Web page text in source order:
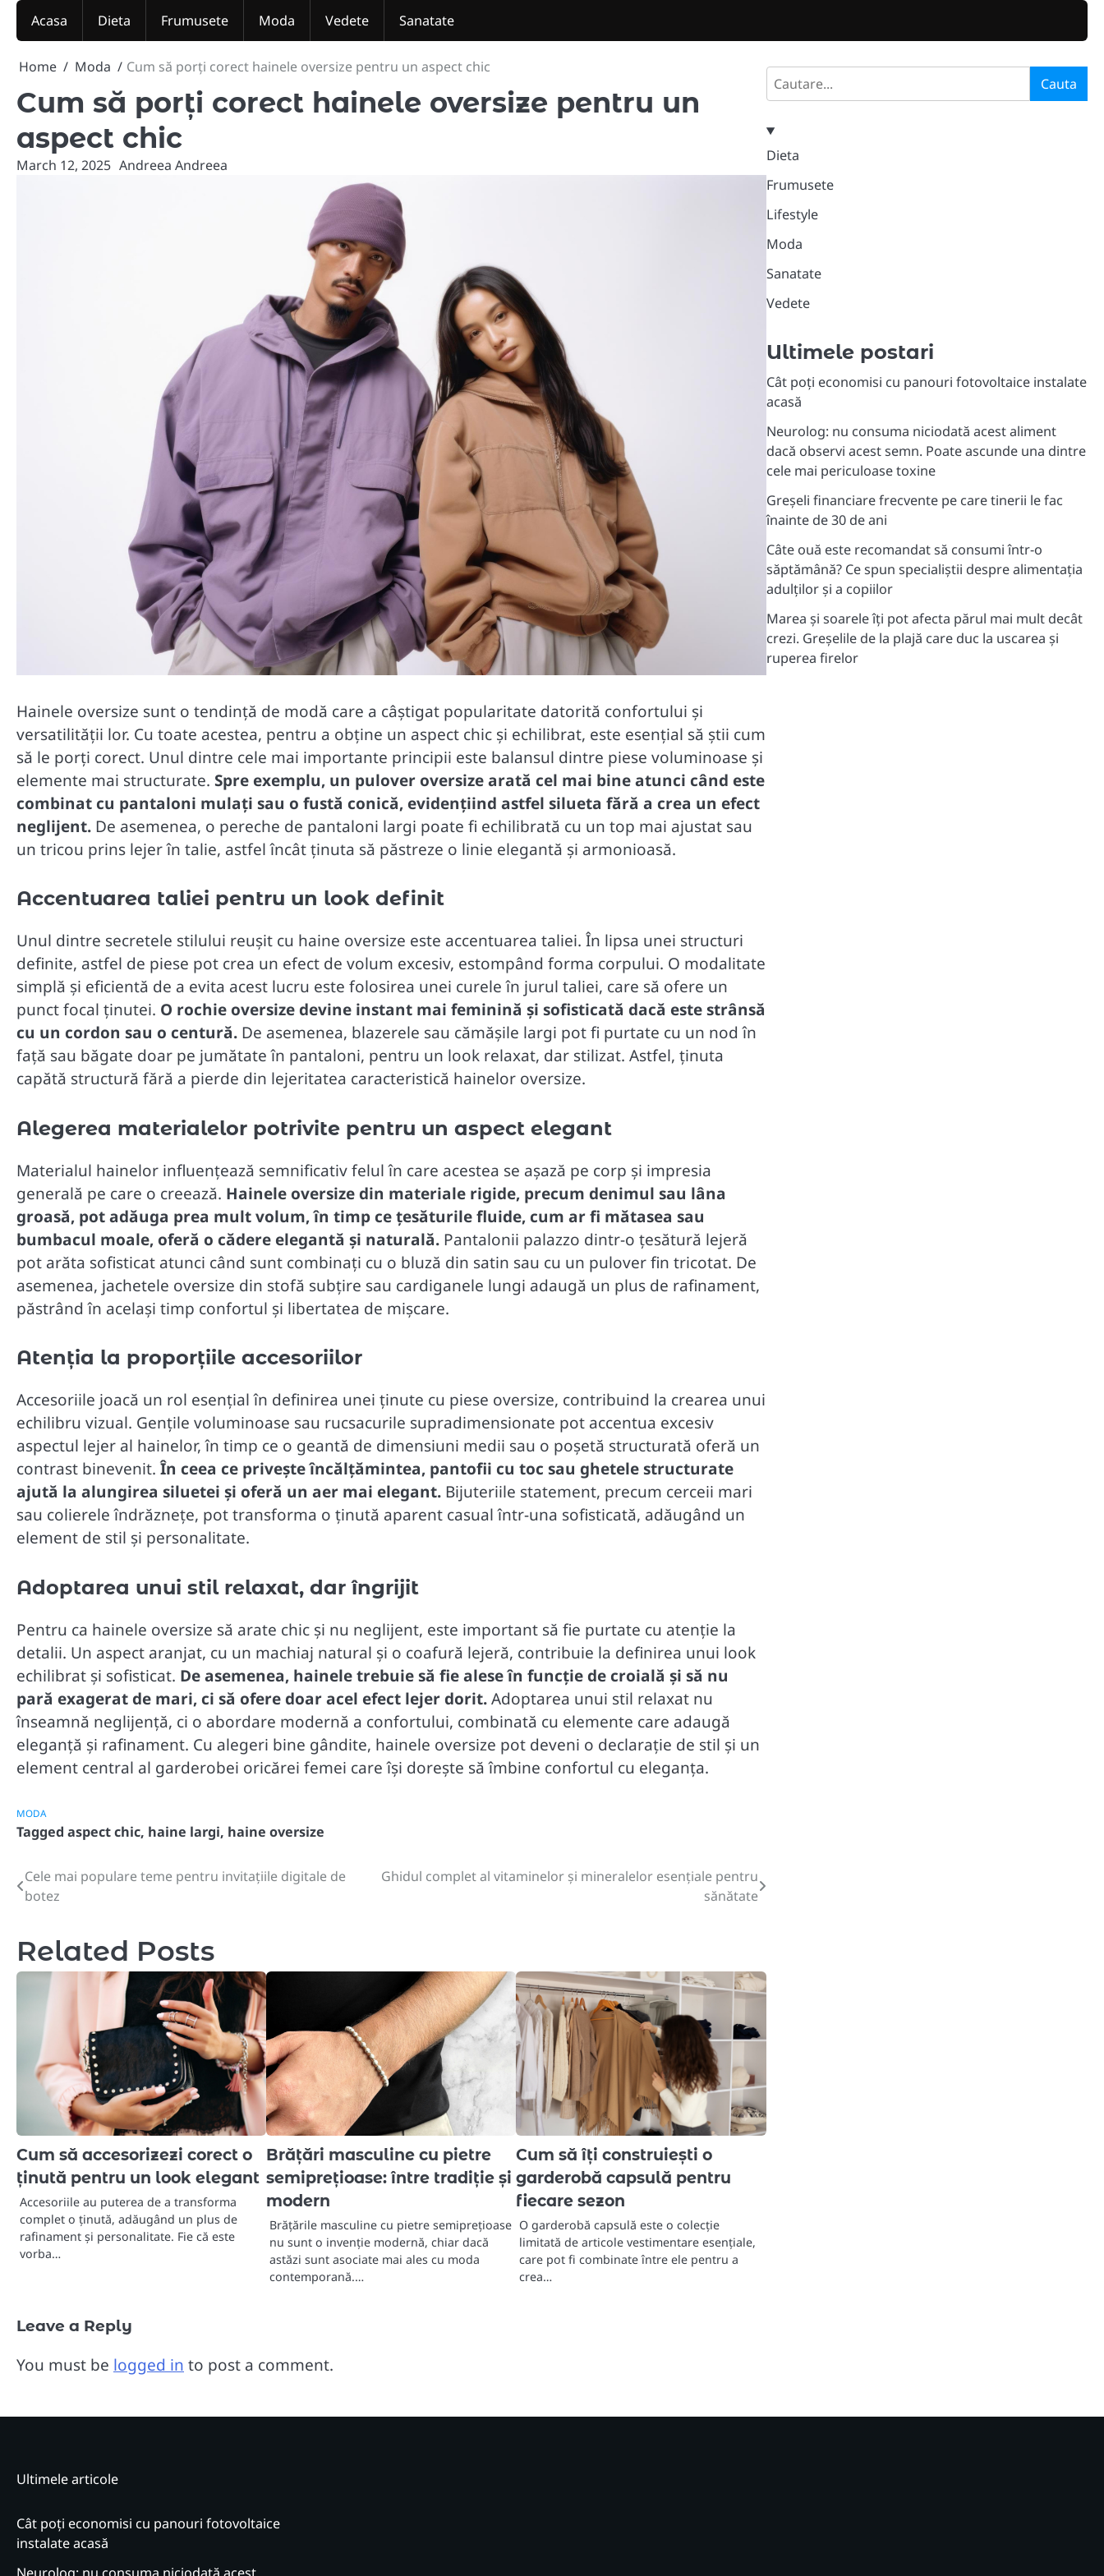
Skip
Acasa Dieta Frumusete Moda Vedete Sanatate
Home Moda Cum să porți corect hainele oversize pentru un aspect chic
Cum să porți corect hainele oversize pentru un
aspect chic
March 12, 2025 Andreea Andreea
Hainele oversize sunt o tendință de modă care a câștigat popularitate datorită confortului și
versatilității lor. Cu toate acestea, pentru a obține un aspect chic și echilibrat, este esențial să știi cum
să le porți corect. Unul dintre cele mai importante principii este balansul dintre piese voluminoase și
elemente mai structurate. Spre exemplu, un pulover oversize arată cel mai bine atunci când este
combinat cu pantaloni mulați sau o fustă conică, evidențiind astfel silueta fără a crea un efect
neglijent. De asemenea, o pereche de pantaloni largi poate fi echilibrată cu un top mai ajustat sau
un tricou prins lejer în talie, astfel încât ținuta să păstreze o linie elegantă și armonioasă.
Accentuarea taliei pentru un look definit
Unul dintre secretele stilului reușit cu haine oversize este accentuarea taliei. În lipsa unei structuri
definite, astfel de piese pot crea un efect de volum excesiv, estompând forma corpului. O modalitate
simplă și eficientă de a evita acest lucru este folosirea unei curele în jurul taliei, care să ofere un
punct focal ținutei. O rochie oversize devine instant mai feminină și sofisticată dacă este strânsă
cu un cordon sau o centură. De asemenea, blazerele sau cămășile largi pot fi purtate cu un nod în
față sau băgate doar pe jumătate în pantaloni, pentru un look relaxat, dar stilizat. Astfel, ținuta
capătă structură fără a pierde din lejeritatea caracteristică hainelor oversize.
Alegerea materialelor potrivite pentru un aspect elegant
Materialul hainelor influențează semnificativ felul în care acestea se așază pe corp și impresia
generală pe care o creează. Hainele oversize din materiale rigide, precum denimul sau lâna
groasă, pot adăuga prea mult volum, în timp ce țesăturile fluide, cum ar fi mătasea sau
bumbacul moale, oferă o cădere elegantă și naturală. Pantalonii palazzo dintr-o țesătură lejeră
pot arăta sofisticat atunci când sunt combinați cu o bluză din satin sau cu un pulover fin tricotat. De
asemenea, jachetele oversize din stofă subțire sau cardiganele lungi adaugă un plus de rafinament,
păstrând în același timp confortul și libertatea de mișcare.
Atenția la proporțiile accesoriilor
Accesoriile joacă un rol esențial în definirea unei ținute cu piese oversize, contribuind la crearea unui
echilibru vizual. Gențile voluminoase sau rucsacurile supradimensionate pot accentua excesiv
aspectul lejer al hainelor, în timp ce o geantă de dimensiuni medii sau o poșetă structurată oferă un
contrast binevenit.În ceea ce privește încălțămintea, pantofii cu toc sau ghetele structurate
ajută la alungirea siluetei și oferă un aer mai elegant. Bijuteriile statement, precum cerceii mari
sau colierele îndrăznețe, pot transforma o ținută aparent casual într-una sofisticată, adăugând un
element de stil și personalitate.
Adoptarea unui stil relaxat, dar îngrijit
Pentru ca hainele oversize să arate chic și nu neglijent, este important să fie purtate cu atenție la
detalii. Un aspect aranjat, cu un machiaj natural și o coafură lejeră, contribuie la definirea unui look
echilibrat și sofisticat. De asemenea, hainele trebuie să fie alese în funcție de croială și să nu
pară exagerat de mari, ci să ofere doar acel efect lejer dorit.Adoptarea unui stil relaxat nu
înseamnă neglijență, ci o abordare modernă a confortului, combinată cu elemente care adaugă
eleganță și rafinament. Cu alegeri bine gândite, hainele oversize pot deveni o declarație de stil și un
element central al garderobei oricărei femei care își dorește să îmbine confortul cu eleganța.
MODA
Tagged aspect chic, haine largi, haine oversize
Post
Cele mai populare teme pentru invitațiile digitale de
botez
Ghidul complet al vitaminelor și mineralelor esențiale pentru
sănătate
Related Posts
Cum să accesorizezi corect o
ținută pentru un look elegant
Accesoriile au puterea de a transforma
complet o ținută, adăugând un plus de
rafinament și personalitate. Fie că este
vorba…
Brățări masculine cu pietre
semiprețioase: între tradiție și
modern
Brățările masculine cu pietre semiprețioase
nu sunt o invenție modernă, chiar dacă
astăzi sunt asociate mai ales cu moda
contemporană.…
Cum să îți construiești o
garderobă capsulă pentru
fiecare sezon
O garderobă capsulă este o colecție
limitată de articole vestimentare esențiale,
care pot fi combinate între ele pentru a
crea…
Leave a Reply
You must be logged in to post a comment.
Search Cauta
Dieta
Frumusete
Lifestyle
Moda
Sanatate
Vedete
Ultimele postari
Cât poți economisi cu panouri fotovoltaice instalate
acasă
Neurolog: nu consuma niciodată acest aliment
dacă observi acest semn. Poate ascunde una dintre
cele mai periculoase toxine
Greșeli financiare frecvente pe care tinerii le fac
înainte de 30 de ani
Câte ouă este recomandat să consumi într-o
săptămână? Ce spun specialiștii despre alimentația
adulților și a copiilor
Marea și soarele îți pot afecta părul mai mult decât
crezi. Greșelile de la plajă care duc la uscarea și
ruperea firelor
Ultimele articole
Cât poți economisi cu panouri fotovoltaice
instalate acasă